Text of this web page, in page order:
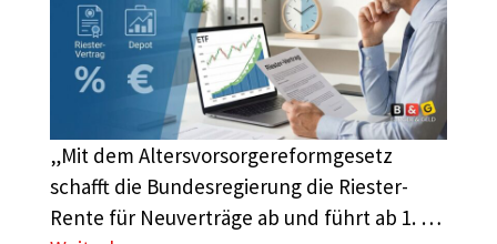
„Mit dem Altersvorsorgereformgesetz
schafft die Bundesregierung die Riester-
Rente für Neuverträge ab und führt ab 1. …